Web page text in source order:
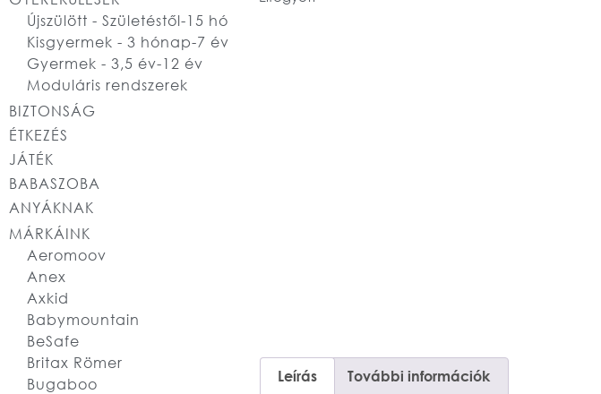
Újszülött - Születéstől-15 hó
Kisgyermek - 3 hónap-7 év
Gyermek - 3,5 év-12 év
Moduláris rendszerek
BIZTONSÁG
ÉTKEZÉS
JÁTÉK
BABASZOBA
ANYÁKNAK
MÁRKÁINK
Aeromoov
Anex
Axkid
Babymountain
BeSafe
Britax Römer
Bugaboo
Leírás További információk